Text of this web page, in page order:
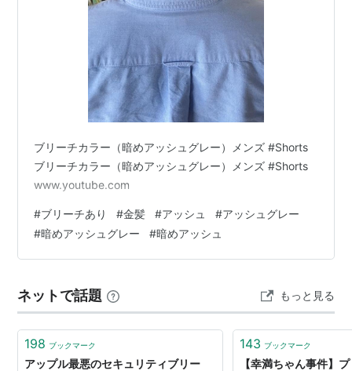
ブリーチカラー（暗めアッシュグレー）メンズ #Shorts
ブリーチカラー（暗めアッシュグレー）メンズ #Shorts
www.youtube.com
#ブリーチあり #金髪 #アッシュ #アッシュグレー
#暗めアッシュグレー #暗めアッシュ
ネットで話題 もっと見る
198 ブックマーク
アップル最悪のセキュリティブリー
143 ブックマーク
【幸満ちゃん事件】